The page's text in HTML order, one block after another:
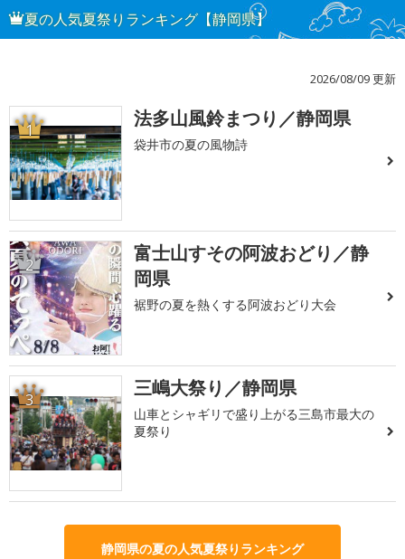
夏の人気夏祭りランキング【静岡県】
2026/08/09 更新
1 法多山風鈴まつり／静岡県
袋井市の夏の風物詩
2
富士山すその阿波おどり／静
岡県
裾野の夏を熱くする阿波おどり大会
3 三嶋大祭り／静岡県
山車とシャギリで盛り上がる三島市最大の
夏祭り
静岡県の夏の人気夏祭りランキング